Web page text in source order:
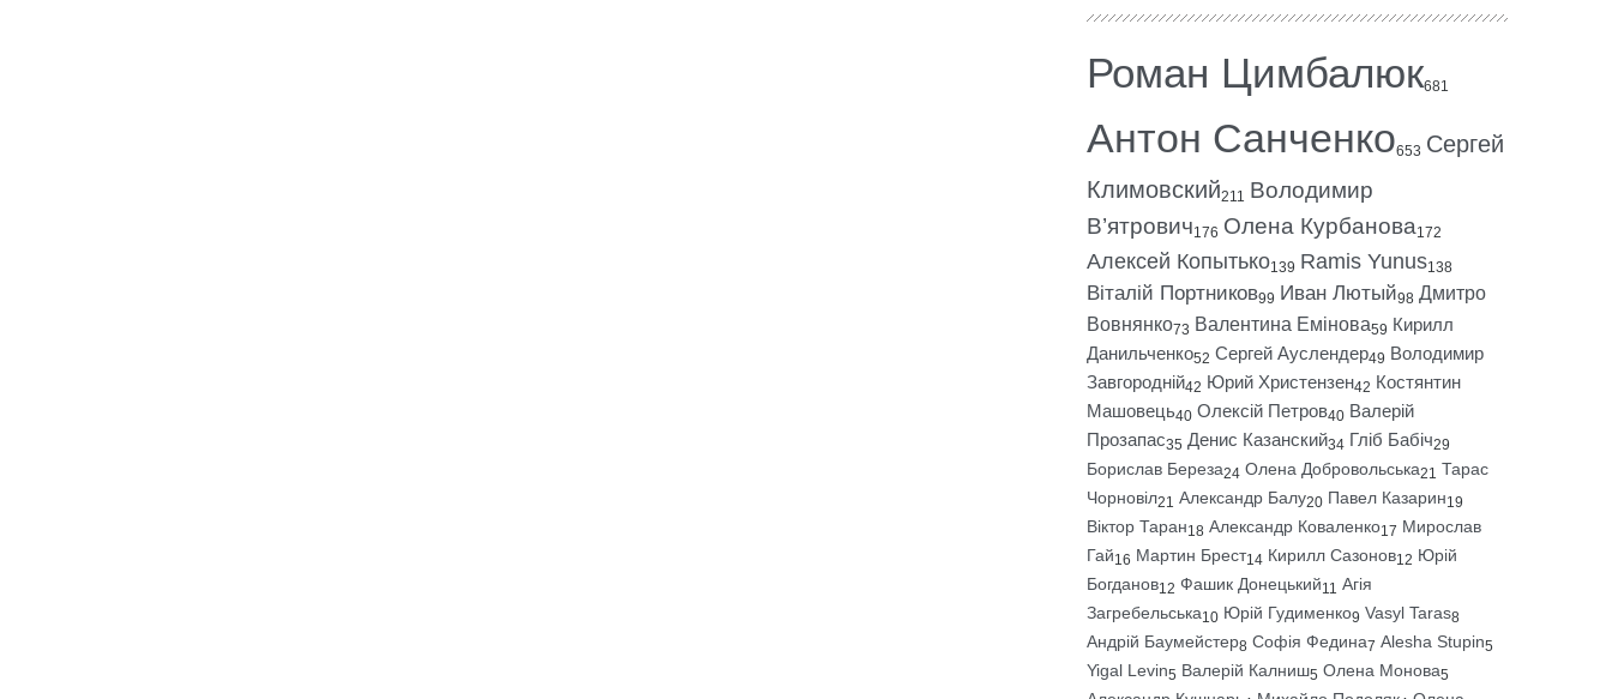
Роман Цимбалюк681
Антон Санченко653 Сергей
Климовский211 Володимир
В’ятрович176 Олена Курбанова172
Алексей Копытько139 Ramis Yunus138
Віталій Портников99 Иван Лютый98 Дмитро
Вовнянко73 Валентина Емінова59 Кирилл
Данильченко52 Сергей Ауслендер49 Володимир
Завгородній42 Юрий Христензен42 Костянтин
Машовець40 Олексій Петров40 Валерій
Прозапас35 Денис Казанский34 Гліб Бабіч29
Борислав Береза24 Олена Добровольська21 Тарас
Чорновіл21 Александр Балу20 Павел Казарин19
Віктор Таран18 Александр Коваленко17 Мирослав
Гай16 Мартин Брест14 Кирилл Сазонов12 Юрій
Богданов12 Фашик Донецький11 Агія
Загребельська10 Юрій Гудименко9 Vasyl Taras8
Андрій Баумейстер8 Софія Федина7 Alesha Stupin5
Yigal Levin5 Валерій Калниш5 Олена Монова5